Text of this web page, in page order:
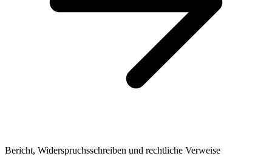
Bericht, Widerspruchsschreiben und rechtliche Verweise